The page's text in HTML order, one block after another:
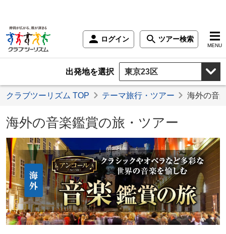
ログイン ツアー検索
MENU
出発地を選択
クラブツーリズム TOP テーマ旅行・ツアー 海外の音
海外の音楽鑑賞の旅・ツアー